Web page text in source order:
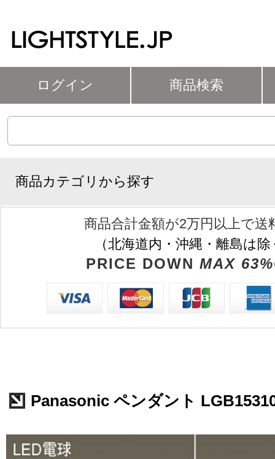
ログイン 商品検索
商品カテゴリから探す
商品合計金額が2万円以上で送
（北海道内・沖縄・離島は
PRICE DOWN MAX
Panasonic ペンダント